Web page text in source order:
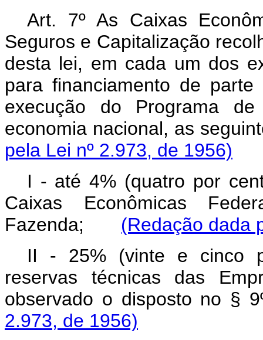
Art. 7º As Caixas
Seguros e Capitalização
desta lei, em cada um dos
para financiamento de
execução do Programa
economia nacional, as
pela Lei nº 2.973, de 1956)
I - até 4% (quatro por
Caixas Econômicas
Fazenda; (Redação dada
II - 25% (vinte e cinco
reservas técnicas das
observado o disposto
2.973, de 1956)